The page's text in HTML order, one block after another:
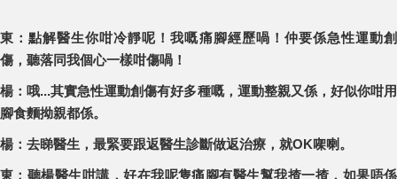
東：點解醫生你咁冷靜呢！我嘅痛腳經歷喎！仲要係急性運動創
傷，聽落同我個心一樣咁傷喎！
楊：哦...其實急性運動創傷有好多種嘅，運動整親又係，好似你咁用
腳食麵拗親都係。
楊：去睇醫生，最緊要跟返醫生診斷做返治療，就OK㗎喇。
東：聽楊醫生咁講，好在我呢隻痛腳有醫生幫我揸一揸，如果唔係